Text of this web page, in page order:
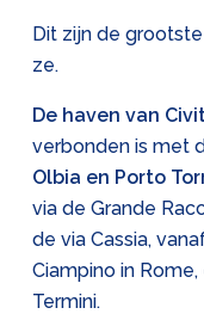
Dit zijn de
ze.
De haven van
verbonden is met
Olbia en Porto
via de Grande
de via Cassia,
Ciampino in
Termini.